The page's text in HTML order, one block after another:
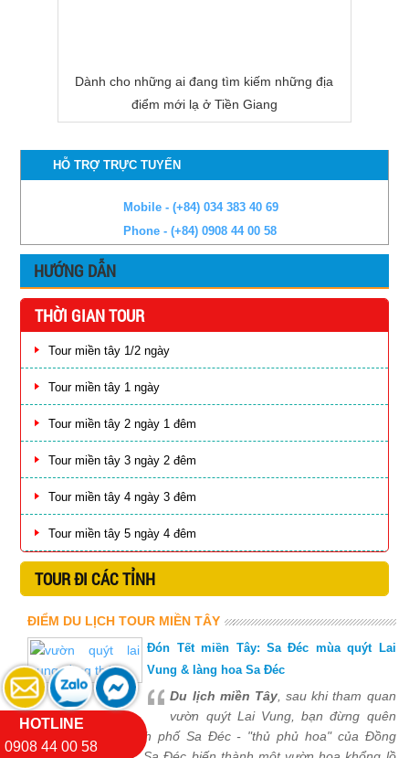
Dành cho những ai đang tìm kiếm những địa
điểm mới lạ ở Tiền Giang
HỖ TRỢ TRỰC TUYẾN
Mobile - (+84) 034 383 40 69
Phone - (+84) 0908 44 00 58
HƯỚNG DẪN
THỜI GIAN TOUR
Tour miền tây 1/2 ngày
Tour miền tây 1 ngày
Tour miền tây 2 ngày 1 đêm
Tour miền tây 3 ngày 2 đêm
Tour miền tây 4 ngày 3 đêm
Tour miền tây 5 ngày 4 đêm
TOUR ĐI CÁC TỈNH
ĐIỂM DU LỊCH TOUR MIỀN TÂY
Đón Tết miền Tây: Sa Đéc mùa quýt Lai
Vung & làng hoa Sa Đéc
Du lịch miền Tây, sau khi tham quan
vườn quýt Lai Vung, bạn đừng quên
dừng chân tại thành phố Sa Đéc - "thủ phủ hoa" của Đồng
HOTLINE
0908 44 00 58